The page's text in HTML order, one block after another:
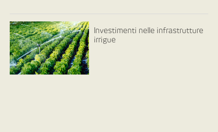
Investimenti nelle infrastrutture
irrigue